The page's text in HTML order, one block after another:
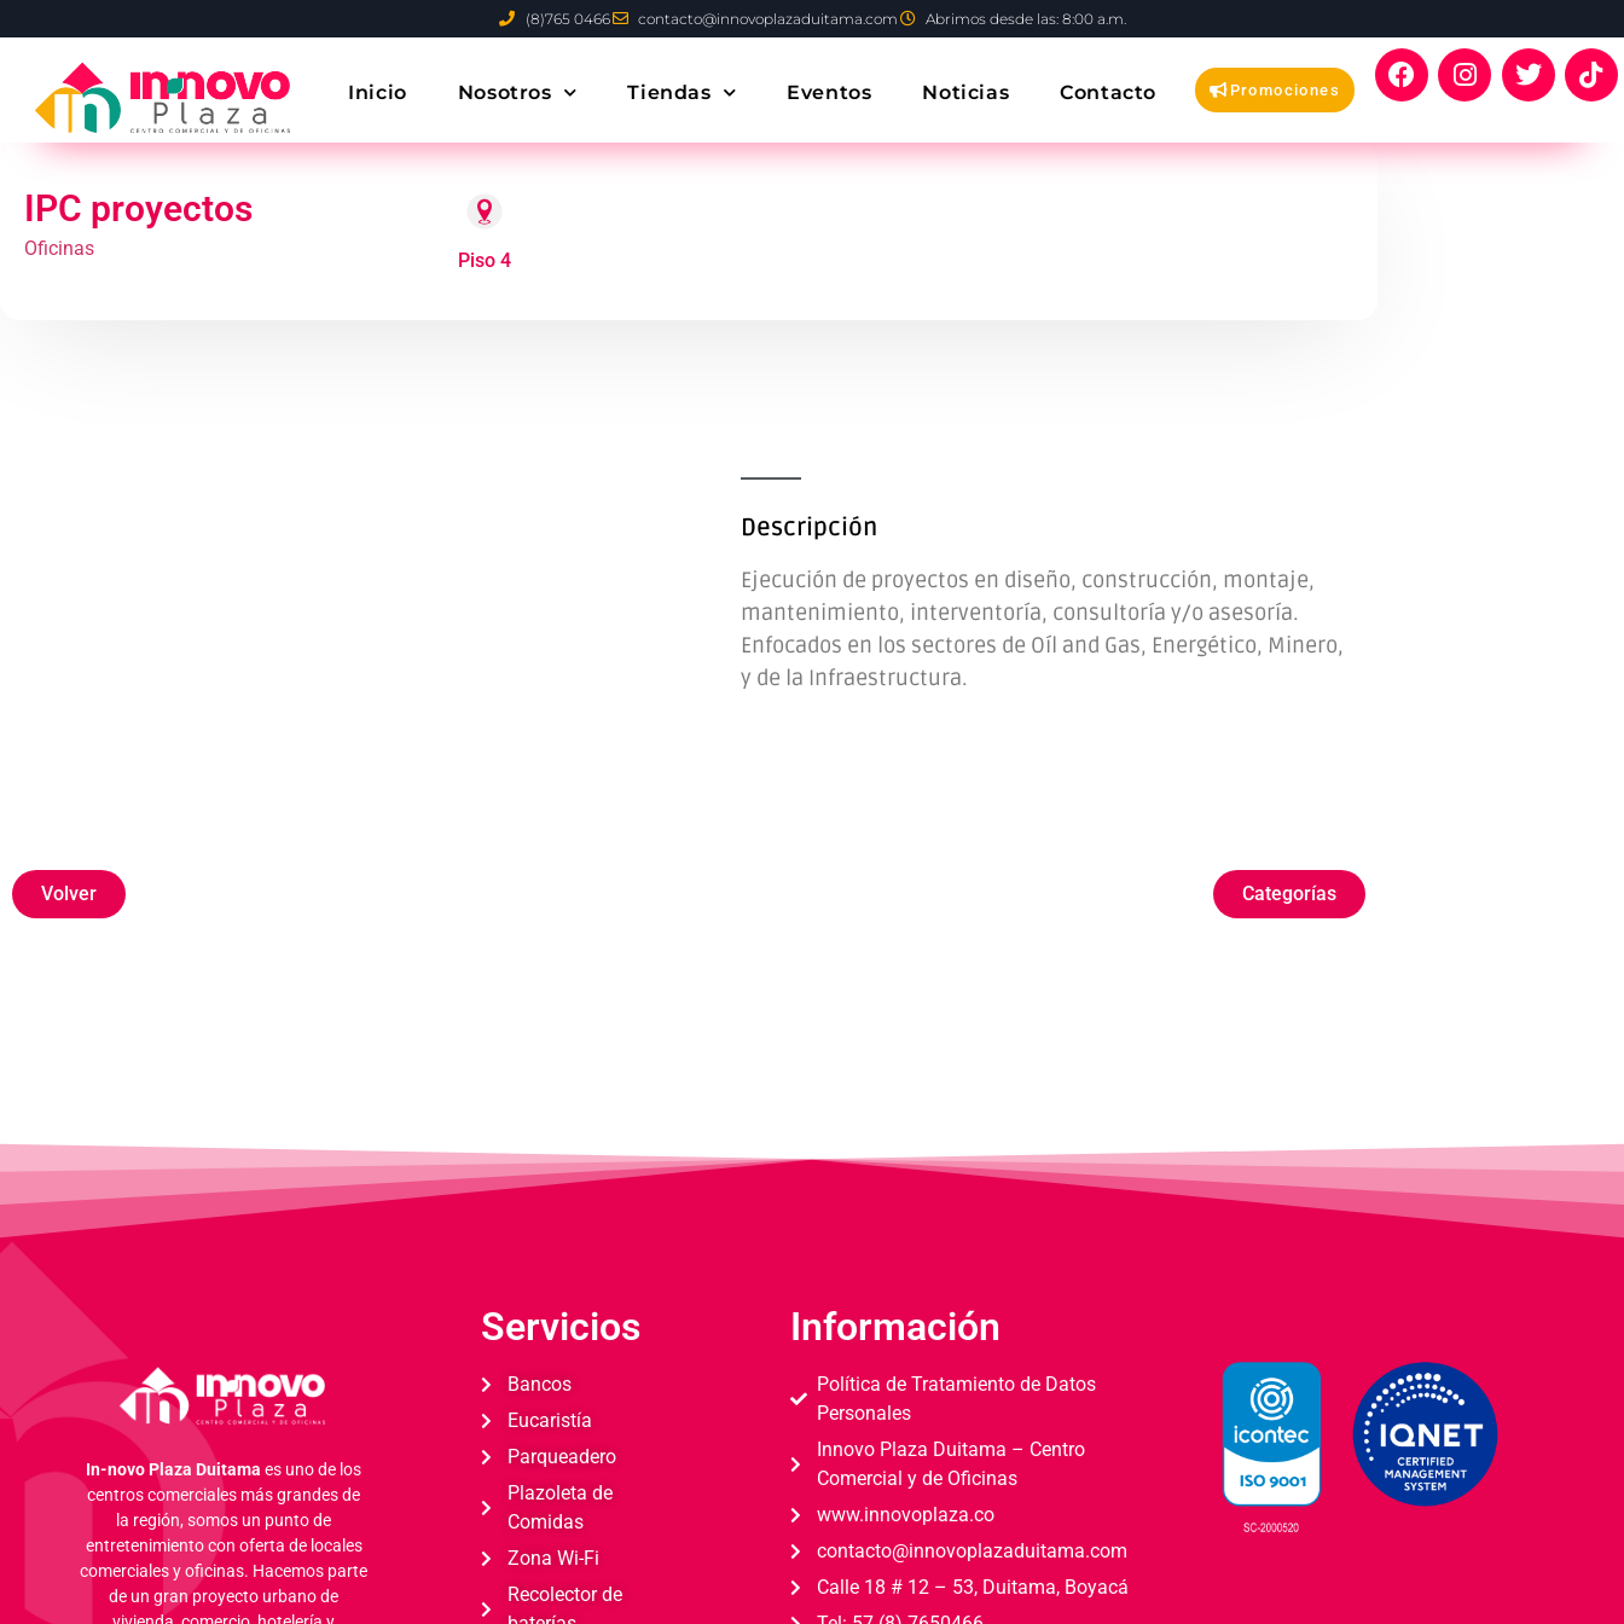
(8)765 0466 contacto@innovoplazaduitama.com Abrimos desde las: 8:00 a.m.
Inicio Nosotros Tiendas Eventos Noticias Contacto Promociones
IPC proyectos
Oficinas
Piso 4
Descripción
Ejecución de proyectos en diseño, construcción, montaje,
mantenimiento, interventoría, consultoría y/o asesoría.
Enfocados en los sectores de Oíl and Gas, Energético, Minero,
y de la Infraestructura.
Volver Categorías
In-novo Plaza Duitama es uno de los
centros comerciales más grandes de
la región, somos un punto de
entretenimiento con oferta de locales
comerciales y oficinas. Hacemos parte
de un gran proyecto urbano de
Servicios
Bancos
Eucaristía
Parqueadero
Plazoleta de
Comidas
Zona Wi-Fi
Recolector de
Información
Política de Tratamiento de Datos
Personales
Innovo Plaza Duitama – Centro
Comercial y de Oficinas
www.innovoplaza.co
contacto@innovoplazaduitama.com
Calle 18 # 12 – 53, Duitama, Boyacá